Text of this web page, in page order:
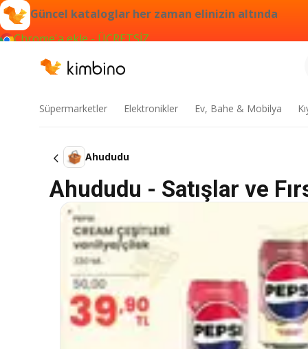
Güncel kataloglar her zaman elinizin altında
Chrome'a ekle - ÜCRETSİZ
Süpermarketler Elektronikler Ev, Bahe & Mobilya
Ahududu
Ahududu - Satışlar ve